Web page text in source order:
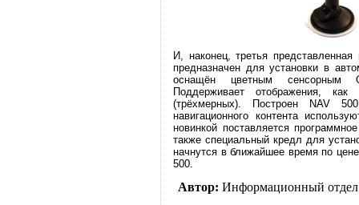
И, наконец, третья
предназначен для установки в
оснащён цветным сенсорным
Поддерживает отображения,
(трёхмерных). Построен NAV
навигационного контента
новинкой поставляется
также специальный кредл для
начнутся в ближайшее время по
500.
Автор: Информационный отдел